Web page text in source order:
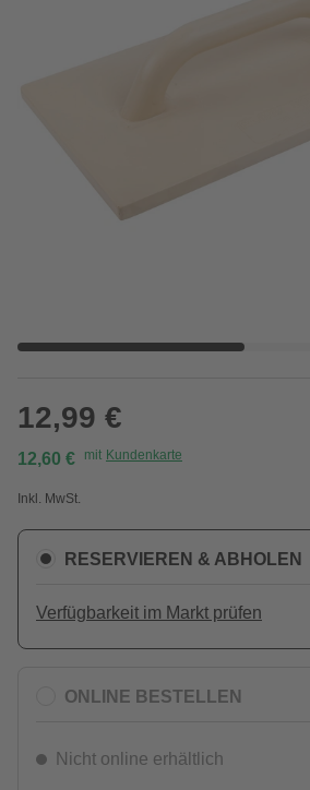
12,99 €
12,60 € mit Kundenkarte
Inkl. MwSt.
RESERVIEREN & ABHOLEN
Verfügbarkeit im Markt prüfen
ONLINE BESTELLEN
Nicht online erhältlich